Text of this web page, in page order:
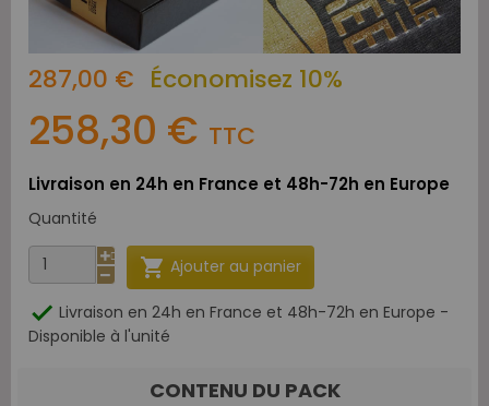
287,00 € Économisez 10%
258,30 € TTC
Livraison en 24h en France et 48h-72h en Europe
Quantité
 Ajouter au panier
 Livraison en 24h en France et 48h-72h en Europe -
Disponible à l'unité
CONTENU DU PACK